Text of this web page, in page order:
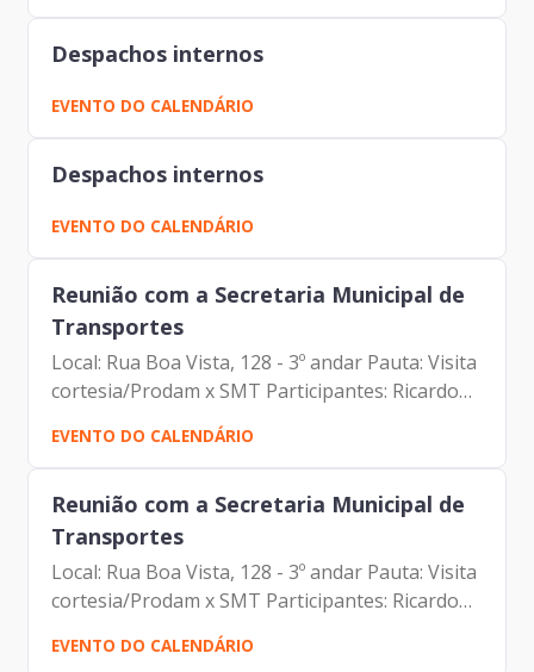
Despachos internos
EVENTO DO CALENDÁRIO
Despachos internos
EVENTO DO CALENDÁRIO
Reunião com a Secretaria Municipal de
Transportes
Local: Rua Boa Vista, 128 - 3º andar Pauta: Visita
cortesia/Prodam x SMT Participantes: Ricardo
Teixeira (SMT) Johann Nogueira Dantas
(Prodam) Antonio Celso de P. Albuquerque Filho
EVENTO DO CALENDÁRIO
Reunião com a Secretaria Municipal de
Transportes
Local: Rua Boa Vista, 128 - 3º andar Pauta: Visita
cortesia/Prodam x SMT Participantes: Ricardo
Teixeira (SMT) Johann Nogueira Dantas
(Prodam) Antonio Celso de P. Albuquerque Filho
EVENTO DO CALENDÁRIO